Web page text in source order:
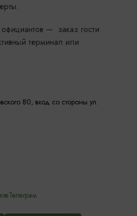
— заказ гости
терминал или
80, вход со стороны ул.
Телеграм